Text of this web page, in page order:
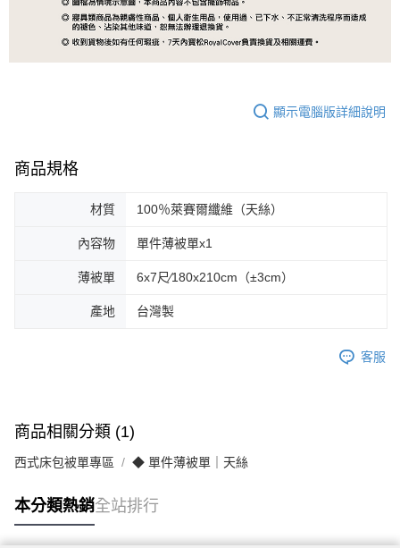
顯示電腦版詳細說明
商品規格
材質 100％萊賽爾纖維（天絲）
內容物 單件薄被單x1
薄被單 6x7尺∕180x210cm（±3cm）
產地 台灣製
客服
商品相關分類 (1)
西式床包被單專區 ◆ 單件薄被單｜天絲
本分類熱銷全站排行